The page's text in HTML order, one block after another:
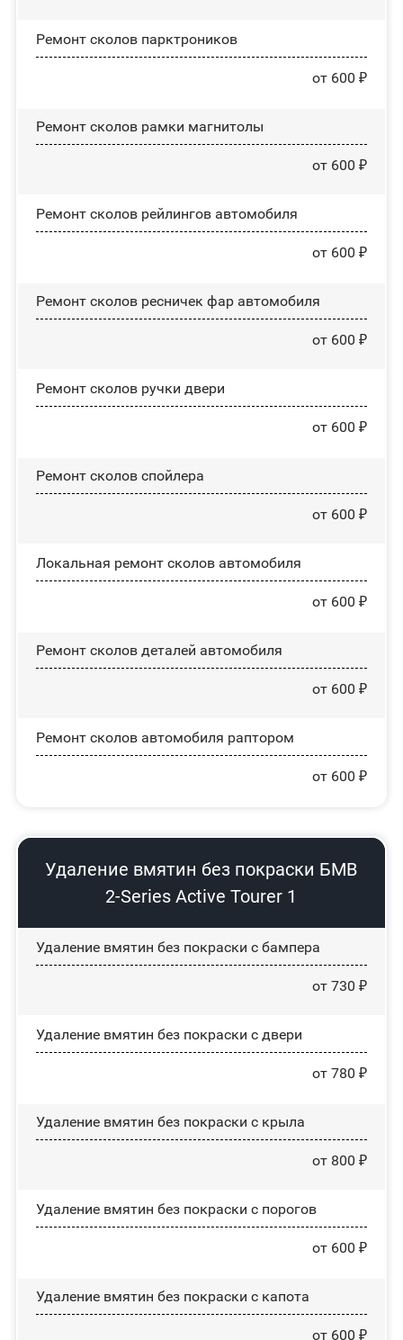
Ремонт сколов парктроников
от 600 ₽
Ремонт сколов рамки магнитолы
от 600 ₽
Ремонт сколов рейлингов автомобиля
от 600 ₽
Ремонт сколов ресничек фар автомобиля
от 600 ₽
Ремонт сколов ручки двери
от 600 ₽
Ремонт сколов спойлера
от 600 ₽
Локальная ремонт сколов автомобиля
от 600 ₽
Ремонт сколов деталей автомобиля
от 600 ₽
Ремонт сколов автомобиля раптором
от 600 ₽
Удаление вмятин без покраски БМВ
2-Series Active Tourer 1
Удаление вмятин без покраски с бампера
от 730 ₽
Удаление вмятин без покраски с двери
от 780 ₽
Удаление вмятин без покраски с крыла
от 800 ₽
Удаление вмятин без покраски с порогов
от 600 ₽
Удаление вмятин без покраски с капота
от 600 ₽